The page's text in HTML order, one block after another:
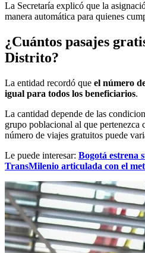
La Secretaría explicó que la
manera automática para quienes
¿Cuántos pasajes
Distrito?
La entidad recordó que el número
igual para todos los beneficiarios.
La cantidad depende de las
grupo poblacional al que pertenezca
número de viajes gratuitos puede
Le puede interesar: Bogotá estrena
TransMilenio articulada con el